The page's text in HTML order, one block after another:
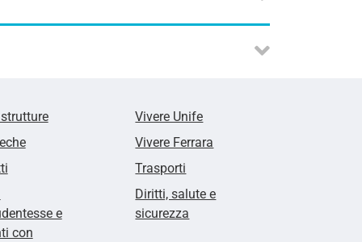
e
con
Vivere Unife
Vivere Ferrara
Trasporti
Diritti, salute e
sicurezza